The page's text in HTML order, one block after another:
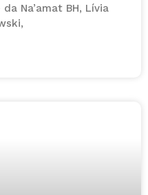
Na’amat BH, Lívia